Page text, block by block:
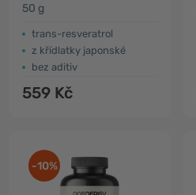
50 g
trans-resveratrol
z křídlatky japonské
bez aditiv
559 Kč
-10%